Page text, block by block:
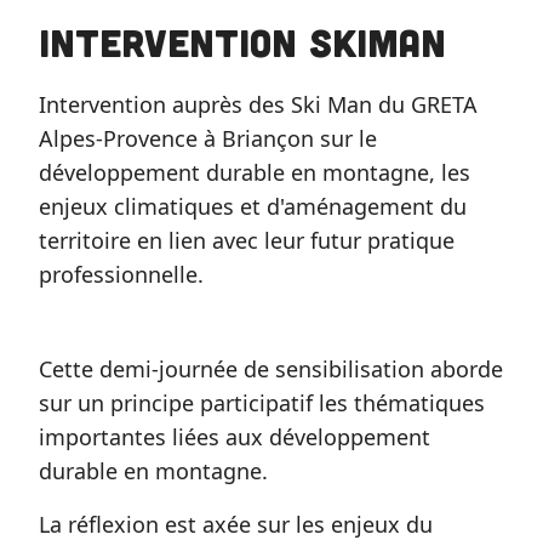
Intervention Skiman
Intervention auprès des Ski Man du GRETA
Alpes-Provence à Briançon sur le
développement durable en montagne, les
enjeux climatiques et d'aménagement du
territoire en lien avec leur futur pratique
professionnelle.
Cette demi-journée de sensibilisation aborde
sur un principe participatif les thématiques
importantes liées aux développement
durable en montagne.
La réflexion est axée sur les enjeux du